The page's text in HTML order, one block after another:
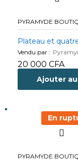
PYRAMYDE
Plateau et
Vendu par :
20 000 CFA
Ajouter
En
PYRAMYDE